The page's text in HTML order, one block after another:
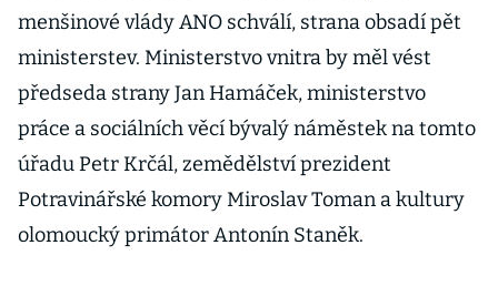
menšinové vlády ANO schválí, strana obsadí pět
ministerstev. Ministerstvo vnitra by měl vést
předseda strany Jan Hamáček, ministerstvo
práce a sociálních věcí bývalý náměstek na tomto
úřadu Petr Krčál, zemědělství prezident
Potravinářské komory Miroslav Toman a kultury
olomoucký primátor Antonín Staněk.